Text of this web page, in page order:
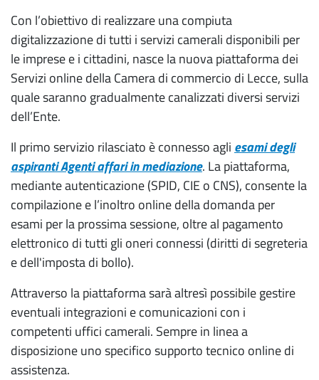
Con l’obiettivo di realizzare una compiuta
digitalizzazione di tutti i servizi camerali disponibili per
le imprese e i cittadini, nasce la nuova piattaforma dei
Servizi online della Camera di commercio di Lecce, sulla
quale saranno gradualmente canalizzati diversi servizi
dell’Ente.
Il primo servizio rilasciato è connesso agli esami degli
aspiranti Agenti affari in mediazione. La piattaforma,
mediante autenticazione (SPID, CIE o CNS), consente la
compilazione e l’inoltro online della domanda per
esami per la prossima sessione, oltre al pagamento
elettronico di tutti gli oneri connessi (diritti di segreteria
e dell'imposta di bollo).
Attraverso la piattaforma sarà altresì possibile gestire
eventuali integrazioni e comunicazioni con i
competenti uffici camerali. Sempre in linea a
disposizione uno specifico supporto tecnico online di
assistenza.